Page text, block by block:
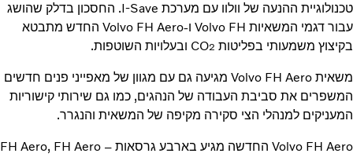
טכנולוגיית ההנעה של וולוו עם מערכת I-Save. החסכון בדלק שהושג
עבור דגמי המשאיות Volvo FH ו-Volvo FH Aero החדש מתבטא
בקיצוץ משמעותי בפליטות CO 2 ובעלויות השוטפות.
משאית Volvo FH Aero מגיעה גם עם מגוון של מאפייני פנים חדשים
המשפרים את סביבת העבודה של הנהגים, כמו גם שירותי קישוריות
המעניקים למנהלי הצי סקירה מקיפה של המשאית והנגרר.
Volvo FH Aero החדשה מגיע בארבע גרסאות – FH Aero, FH Aero